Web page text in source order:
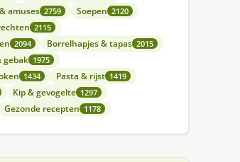
amuses 2759 Soepen 2120
2115
2094 Borrelhapjes & tapas 2015
gebak 1975
1434 Pasta & rijst 1419
Kip & gevogelte 1297
Gezonde recepten 1178